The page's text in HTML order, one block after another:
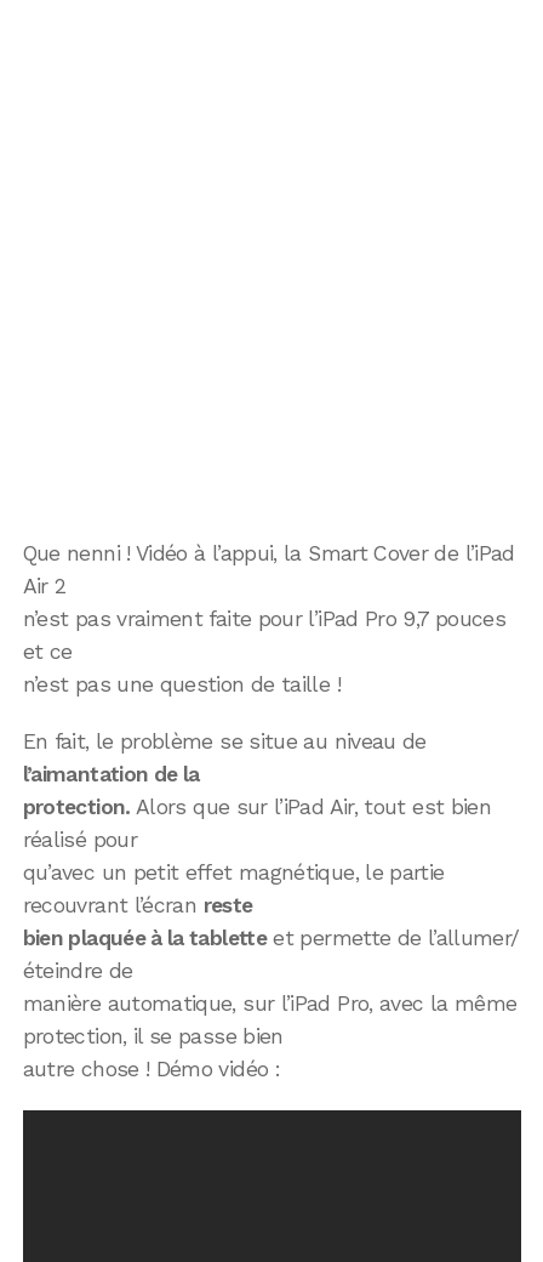
Que nenni ! Vidéo à l’appui, la Smart Cover de l’iPad
Air 2
n’est pas vraiment faite pour l’iPad Pro 9,7 pouces
et ce
n’est pas une question de taille !
En fait, le problème se situe au niveau de
l’aimantation de la
protection. Alors que sur l’iPad Air, tout est bien
réalisé pour
qu’avec un petit effet magnétique, le partie
recouvrant l’écran reste
bien plaquée à la tabletteet permette de l’allumer/
éteindre de
manière automatique, sur l’iPad Pro, avec la même
protection, il se passe bien
autre chose ! Démo vidéo :